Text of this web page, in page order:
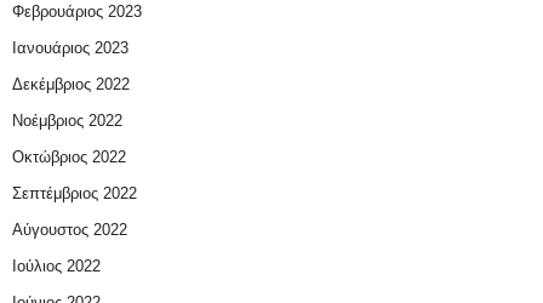
Φεβρουάριος 2023
Ιανουάριος 2023
Δεκέμβριος 2022
Νοέμβριος 2022
Οκτώβριος 2022
Σεπτέμβριος 2022
Αύγουστος 2022
Ιούλιος 2022